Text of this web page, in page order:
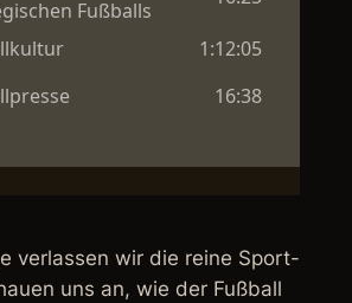
verlassen wir die reine Sport-
uns an, wie der Fußball